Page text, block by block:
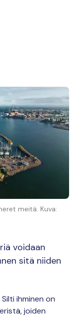
meitä. Kuva:
voidaan
sitä niiden
ihminen on
joiden